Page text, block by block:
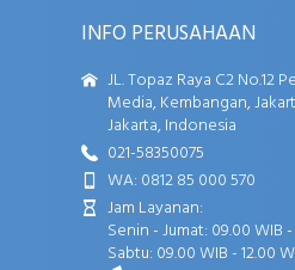
INFO PERUSAHAAN
JL. Topaz Raya C2 No.12
Media, Kembangan,
Jakarta, Indonesia
021-58350075
WA: 0812 85 000 570
Jam Layanan:
Senin - Jumat: 09.00 WIB -
Sabtu: 09.00 WIB - 12.00